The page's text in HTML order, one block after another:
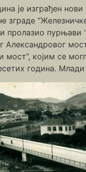
је изграђен
зграде
пролазио
Александровог
мост”, којим се
година. Млади